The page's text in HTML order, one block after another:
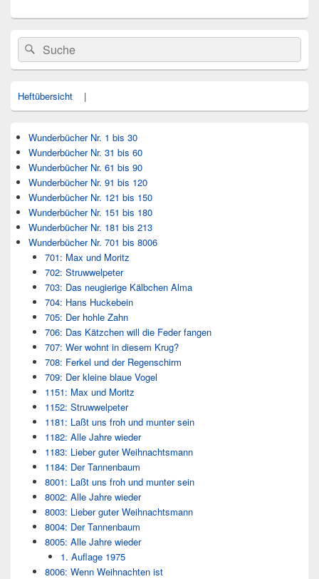
Primärer
Seitenleisten
Widget-
Bereich
Search
for:
Suche
Heftübersicht |
Wunderbücher Nr. 1 bis 30
Wunderbücher Nr. 31 bis 60
Wunderbücher Nr. 61 bis 90
Wunderbücher Nr. 91 bis 120
Wunderbücher Nr. 121 bis 150
Wunderbücher Nr. 151 bis 180
Wunderbücher Nr. 181 bis 213
Wunderbücher Nr. 701 bis 8006
701: Max und Moritz
702: Struwwelpeter
703: Das neugierige Kälbchen Alma
704: Hans Huckebein
705: Der hohle Zahn
706: Das Kätzchen will die Feder fangen
707: Wer wohnt in diesem Krug?
708: Ferkel und der Regenschirm
709: Der kleine blaue Vogel
1151: Max und Moritz
1152: Struwwelpeter
1181: Laßt uns froh und munter sein
1182: Alle Jahre wieder
1183: Lieber guter Weihnachtsmann
1184: Der Tannenbaum
8001: Laßt uns froh und munter sein
8002: Alle Jahre wieder
8003: Lieber guter Weihnachtsmann
8004: Der Tannenbaum
8005: Alle Jahre wieder
1. Auflage 1975
8006: Wenn Weihnachten ist